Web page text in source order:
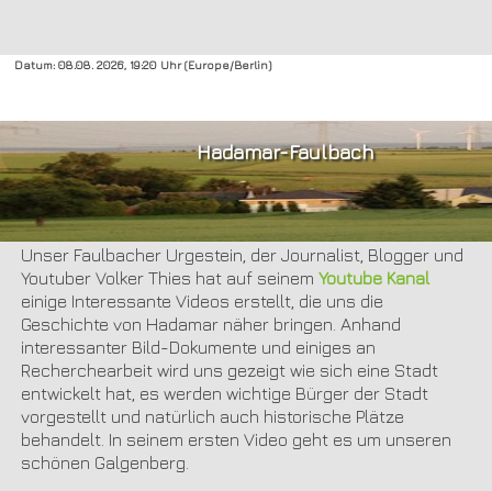
Datum: 08.08. 2026, 19:20 Uhr (Europe/Berlin)
Hadamar-Faulbach
Geschichtsstunden
Unser Faulbacher Urgestein, der Journalist, Blogger und
Youtuber Volker Thies hat auf seinem Youtube Kanal
einige Interessante Videos erstellt, die uns die
Geschichte von Hadamar näher bringen. Anhand
interessanter Bild-Dokumente und einiges an
Recherchearbeit wird uns gezeigt wie sich eine Stadt
entwickelt hat, es werden wichtige Bürger der Stadt
vorgestellt und natürlich auch historische Plätze
behandelt. In seinem ersten Video geht es um unseren
schönen Galgenberg.